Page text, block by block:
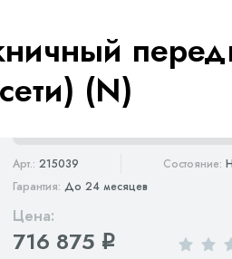
(N)
Арт.: 215039 Состояние:
Гарантия: До 24 месяцев
Цена:
716 875 q